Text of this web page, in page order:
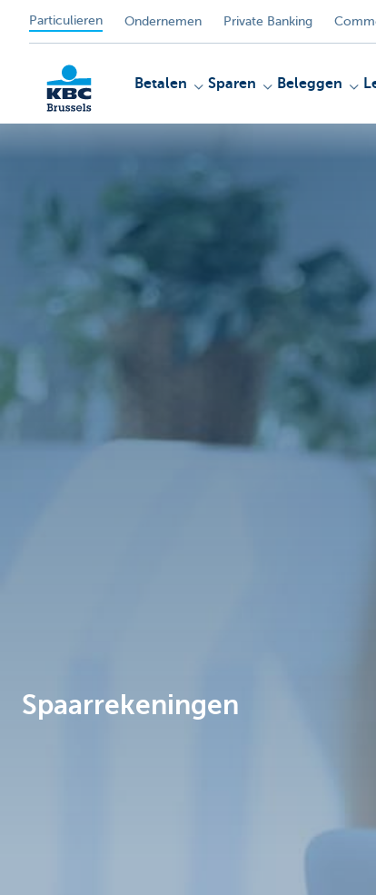
Particulieren Ondernemen Private Banking
Brussels
Betalen Sparen Beleggen
Spaarrekeningen